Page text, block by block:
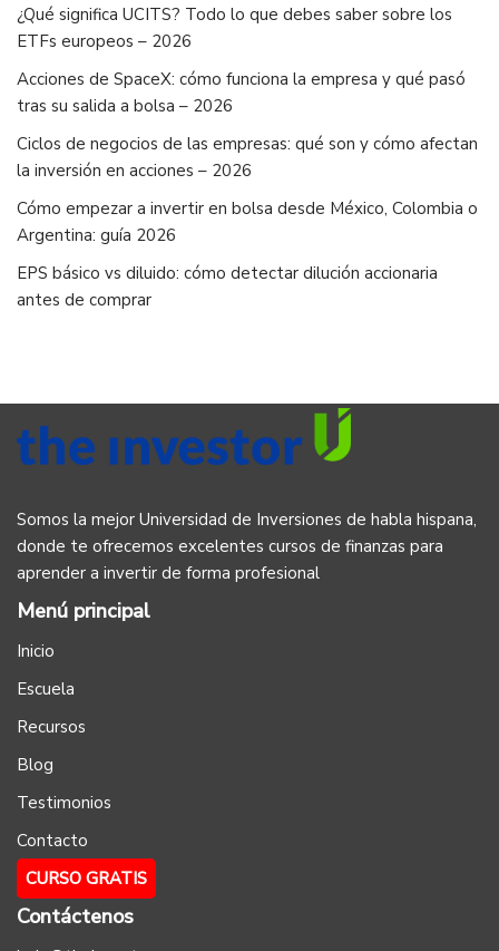
¿Qué significa UCITS? Todo lo que debes saber sobre los
ETFs europeos – 2026
Acciones de SpaceX: cómo funciona la empresa y qué pasó
tras su salida a bolsa – 2026
Ciclos de negocios de las empresas: qué son y cómo afectan
la inversión en acciones – 2026
Cómo empezar a invertir en bolsa desde México, Colombia o
Argentina: guía 2026
EPS básico vs diluido: cómo detectar dilución accionaria
antes de comprar
Somos la mejor Universidad de Inversiones de habla hispana,
donde te ofrecemos excelentes cursos de finanzas para
aprender a invertir de forma profesional
Menú principal
Inicio
Escuela
Recursos
Blog
Testimonios
Contacto
CURSO GRATIS
Contáctenos